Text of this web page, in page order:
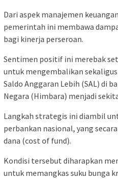
​Dari aspek manajemen
pemerintah ini membawa
bagi kinerja perseroan.
Sentimen positif ini merebak
untuk mengembalikan
Saldo Anggaran Lebih (SAL) di
Negara (Himbara) menjadi
​Langkah strategis ini diambil
perbankan nasional, yang
dana (cost of fund).
​Kondisi tersebut diharapkan
untuk memangkas suku bunga